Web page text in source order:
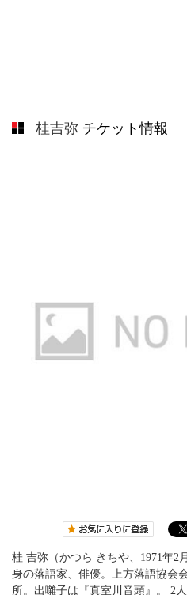
桂吉弥 チケット情報
桂 吉弥（かつら きちや、1971年2
身の落語家、俳優。上方落語協会
所。出囃子は『真室川音頭』。 2